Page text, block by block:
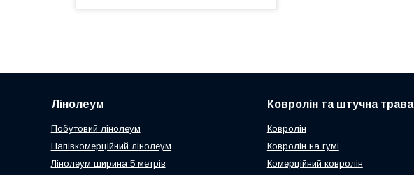
Лінолеум
Побутовий лінолеум
Напівкомерційний лінолеум
Лінолеум ширина 5 метрів
Ковролін та штучна трава
Ковролін
Ковролін на гумі
Комерційний ковролін